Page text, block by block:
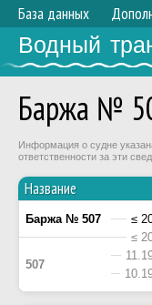
База данных
Водный
Баржа №
Информация о судне
ответственности за эти
Название
Баржа № 507 ≤
≤
507